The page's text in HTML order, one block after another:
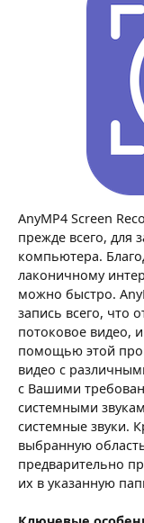
AnyMP4 Screen
прежде всего, для
компьютера.
лаконичному
можно быстро.
запись всего, что
потоковое видео,
помощью этой
видео с
с Вашими
системными
системные звуки.
выбранную
предварительно
их в указанную